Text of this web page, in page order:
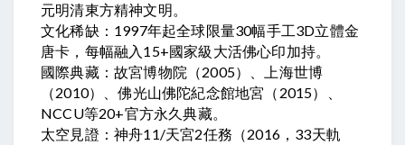
元明清東方精神文明。
文化稀缺：1997年起全球限量30幅手工3D立體金
唐卡，每幅融入15+國家級大活佛心印加持。
國際典藏：故宮博物院（2005）、上海世博
（2010）、佛光山佛陀紀念館地宮（2015）、
NCCU等20+官方永久典藏。
太空見證：神舟11/天宮2任務（2016，33天軌